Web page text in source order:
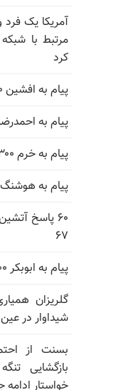
آمریکا یک
مرتبط با
کرد
پیام به افشین ۷۸۰ تهران
پیام به احمدرضا ۱۹۷۰
پیام به خرم ۶۳۰۰ شیراز
پیام به هوشنگ ۵۴۰ مشهد
۶۰ پاسخ
۶۷
پیام به ابوبکر ۱۶۰۰ زاهدان
گلریزان
شیداوار در
بسنت از
بازگشایی
خواستار